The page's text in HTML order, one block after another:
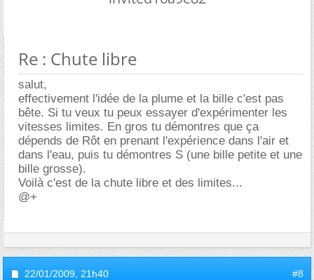
Re : Chute libre
salut,
effectivement l'idée de la plume et la bille c'est pas
bête. Si tu veux tu peux essayer d'expérimenter les
vitesses limites. En gros tu démontres que ça
dépends de Rôt en prenant l'expérience dans l'air et
dans l'eau, puis tu démontres S (une bille petite et une
bille grosse).
Voilà c'est de la chute libre et des limites...
@+
22/01/2009, 21h40 #8